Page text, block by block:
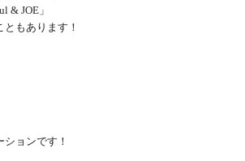
& JOE」
もあります！
ョンです！